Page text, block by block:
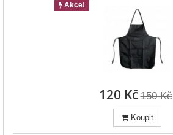
Akce!
120 Kč 150 Kč
Koupit